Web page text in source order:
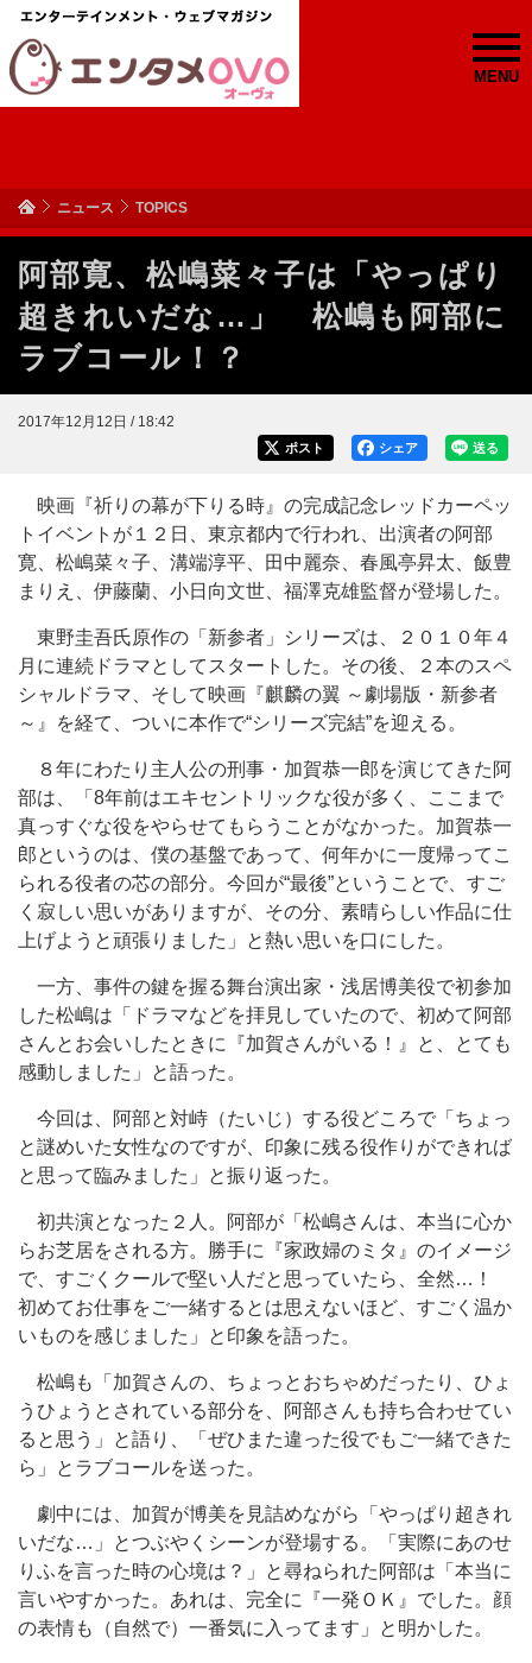
MENU
ニュース TOPICS
阿部寛、松嶋菜々子は「やっぱり
超きれいだな…」 松嶋も阿部に
ラブコール！？
2017年12月12日 / 18:42
送る
シェア
ポスト
映画『祈りの幕が下りる時』の完成記念レッドカーペッ
トイベントが１２日、東京都内で行われ、出演者の阿部
寛、松嶋菜々子、溝端淳平、田中麗奈、春風亭昇太、飯豊
まりえ、伊藤蘭、小日向文世、福澤克雄監督が登場した。
東野圭吾氏原作の「新参者」シリーズは、２０１０年４
月に連続ドラマとしてスタートした。その後、２本のスペ
シャルドラマ、そして映画『麒麟の翼 ～劇場版・新参者
～』を経て、ついに本作で“シリーズ完結”を迎える。
８年にわたり主人公の刑事・加賀恭一郎を演じてきた阿
部は、「8年前はエキセントリックな役が多く、ここまで
真っすぐな役をやらせてもらうことがなかった。加賀恭一
郎というのは、僕の基盤であって、何年かに一度帰ってこ
られる役者の芯の部分。今回が“最後”ということで、すご
く寂しい思いがありますが、その分、素晴らしい作品に仕
上げようと頑張りました」と熱い思いを口にした。
一方、事件の鍵を握る舞台演出家・浅居博美役で初参加
した松嶋は「ドラマなどを拝見していたので、初めて阿部
さんとお会いしたときに『加賀さんがいる！』と、とても
感動しました」と語った。
今回は、阿部と対峙（たいじ）する役どころで「ちょっ
と謎めいた女性なのですが、印象に残る役作りができれば
と思って臨みました」と振り返った。
初共演となった２人。阿部が「松嶋さんは、本当に心か
らお芝居をされる方。勝手に『家政婦のミタ』のイメージ
で、すごくクールで堅い人だと思っていたら、全然…！
初めてお仕事をご一緒するとは思えないほど、すごく温か
いものを感じました」と印象を語った。
松嶋も「加賀さんの、ちょっとおちゃめだったり、ひょ
うひょうとされている部分を、阿部さんも持ち合わせてい
ると思う」と語り、「ぜひまた違った役でもご一緒できた
ら」とラブコールを送った。
劇中には、加賀が博美を見詰めながら「やっぱり超きれ
いだな…」とつぶやくシーンが登場する。「実際にあのせ
りふを言った時の心境は？」と尋ねられた阿部は「本当に
言いやすかった。あれは、完全に『一発ＯＫ』でした。顔
の表情も（自然で）一番気に入ってます」と明かした。